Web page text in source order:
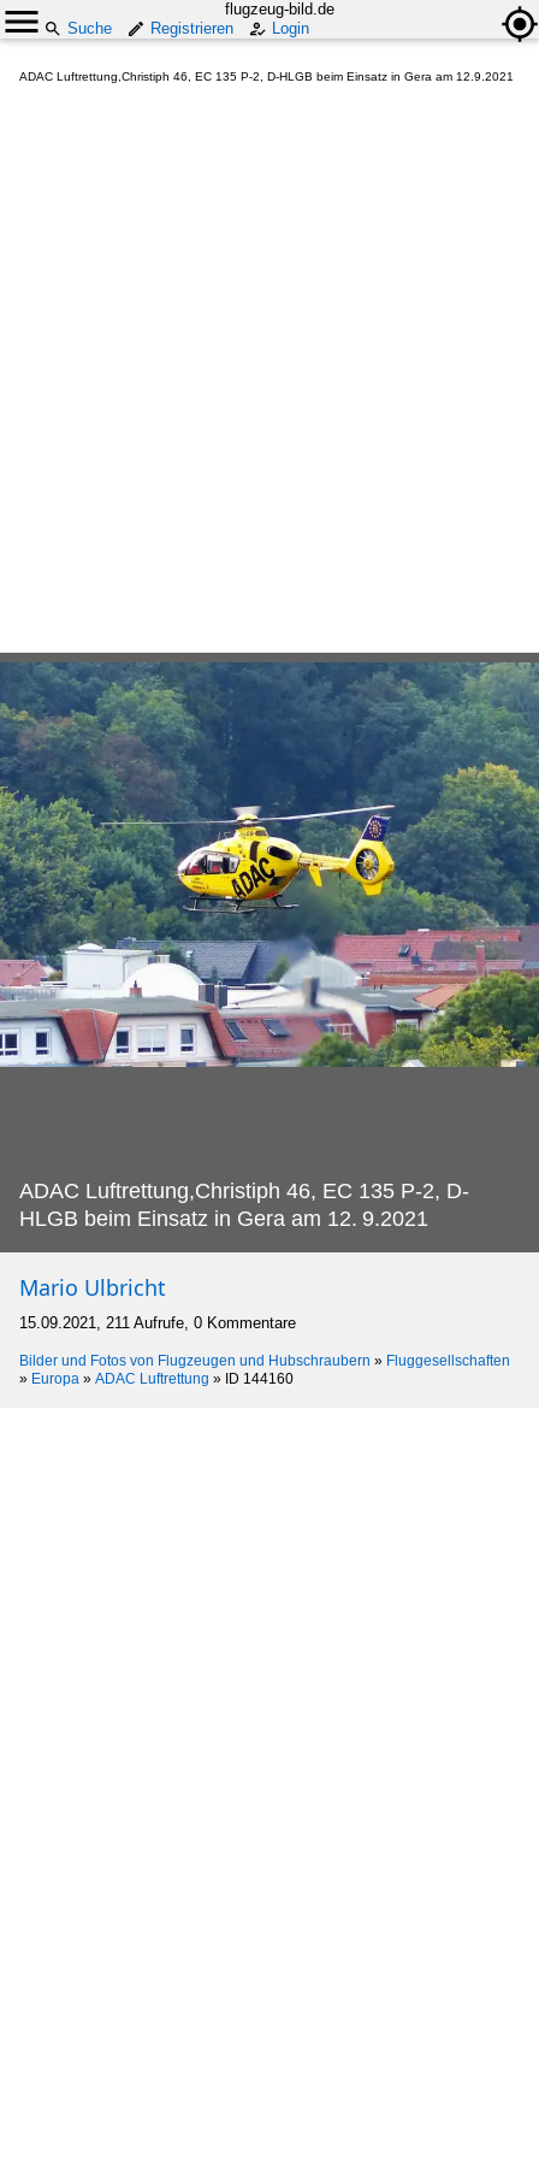
flugzeug-bild.de
Suche
Registrieren Login
ADAC Luftrettung,Christiph 46, EC 135 P-2, D-HLGB beim Einsatz in Gera am 12.9.2021
ADAC Luftrettung,Christiph 46, EC 135 P-2, D-
HLGB beim Einsatz in Gera am 12. 9.2021
Mario Ulbricht
15.09.2021, 211 Aufrufe, 0 Kommentare
Bilder und Fotos von Flugzeugen und Hubschraubern » Fluggesellschaften
» Europa » ADAC Luftrettung » ID 144160